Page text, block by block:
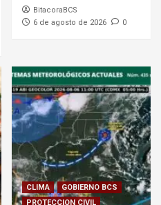
BitacoraBCS
6 de agosto de 2026
0
CLIMA
GOBIERNO BCS
PROTECCION CIVIL